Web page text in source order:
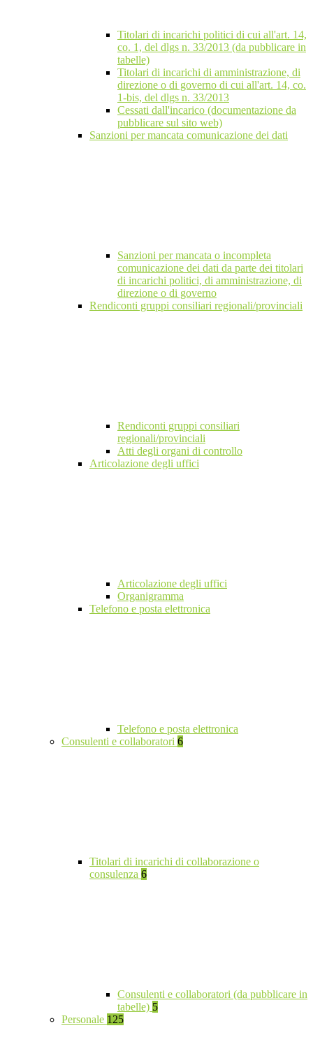
Titolari di incarichi politici di cui all'art. 14,
co. 1, del dlgs n. 33/2013 (da pubblicare in
tabelle)
Titolari di incarichi di amministrazione, di
direzione o di governo di cui all'art. 14, co.
1-bis, del dlgs n. 33/2013
Cessati dall'incarico (documentazione da
pubblicare sul sito web)
Sanzioni per mancata comunicazione dei dati
Sanzioni per mancata o incompleta
comunicazione dei dati da parte dei titolari
di incarichi politici, di amministrazione, di
direzione o di governo
Rendiconti gruppi consiliari regionali/provinciali
Rendiconti gruppi consiliari
regionali/provinciali
Atti degli organi di controllo
Articolazione degli uffici
Articolazione degli uffici
Organigramma
Telefono e posta elettronica
Telefono e posta elettronica
Consulenti e collaboratori 6
Titolari di incarichi di collaborazione o
consulenza 6
Consulenti e collaboratori (da pubblicare in
tabelle) 5
Personale 125